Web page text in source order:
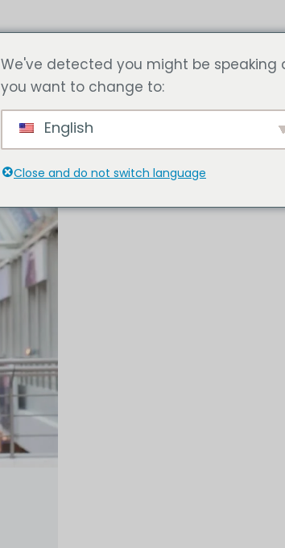
Diensten Artikel Bereken nu de
We've detected you might be speaking
you want to change to:
English
Close and do not switch language